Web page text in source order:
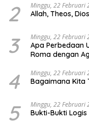
2 Minggu, 22
Allah, Theos,
3 Minggu, 22
Apa Perbedaan
Roma dengan
4 Minggu, 22
Bagaimana Kita
5 Minggu, 22
Bukti-Bukti